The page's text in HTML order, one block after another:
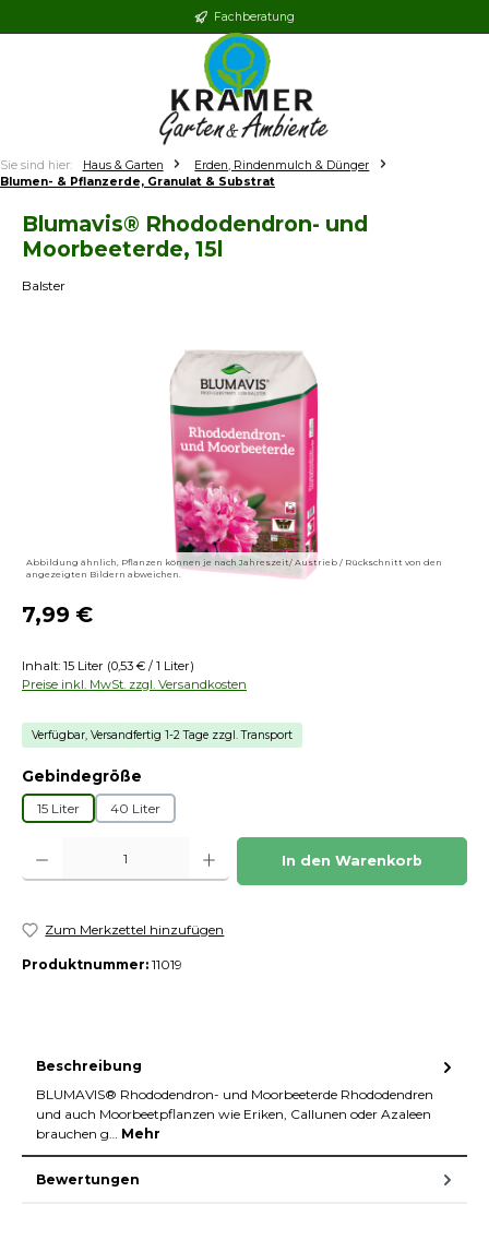
Zum Hauptinhalt springen Fachberatung
Sie sind hier: Haus & Garten
Erden, Rindenmulch & Dünger
Blumen- & Pflanzerde, Granulat & Substrat
Blumavis® Rhododendron- und
Moorbeeterde, 15l
Balster
Bildergalerie überspringen
Abbildung ähnlich, Pflanzen können je nach Jahreszeit/ Austrieb / Rückschnitt von den
angezeigten Bildern abweichen.
Regulärer Preis:
7,99 €
Inhalt: 15 Liter (0,53 € / 1 Liter)
Preise inkl. MwSt. zzgl. Versandkosten
Verfügbar, Versandfertig 1-2 Tage zzgl. Transport
Gebindegröße
15 Liter 40 Liter
Produkt Anzahl: Gib den gewünschten Wert ein oder benutze die
In den Warenkorb
Zum Merkzettel hinzufügen
Produktnummer: 11019
Beschreibung
BLUMAVIS® Rhododendron- und Moorbeeterde Rhododendren
und auch Moorbeetpflanzen wie Eriken, Callunen oder Azaleen
brauchen g… Mehr
Bewertungen